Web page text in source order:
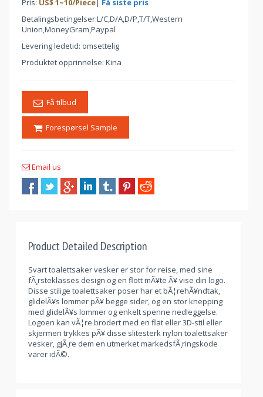
Pris: US$1~10/Piece| Få siste pris
Betalingsbetingelser:L/C,D/A,D/P,T/T,Western
Union,MoneyGram,Paypal
Levering ledetid: omsettelig
Produktet opprinnelse: Kina
Få tilbud
Forespørsel Sample
Email us
Product Detailed Description
Svart toalettsaker vesker er stor for reise, med sine
fÃ¸rsteklasses design og en flott mÃ¥te Ã¥ vise din logo.
Disse stilige toalettsaker poser har et bÃ¦rehÃ¥ndtak,
glidelÃ¥s lommer pÃ¥ begge sider, og en stor knepping
med glidelÃ¥s lommer og enkelt spenne nedleggelse.
Logoen kan vÃ¦re brodert med en flat eller 3D-stil eller
skjermen trykkes pÃ¥ disse slitesterk nylon toalettsaker
vesker, gjÃ¸re dem en utmerket markedsfÃ¸ringskode
varer idÃ©.